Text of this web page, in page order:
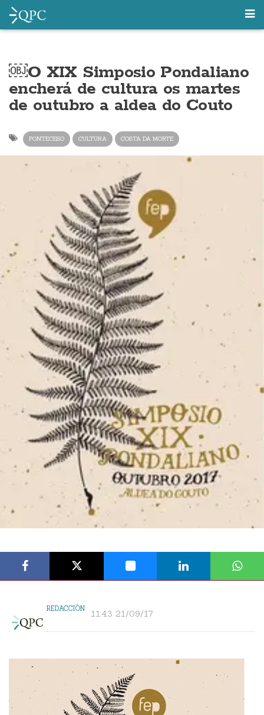
￼O XIX Simposio Pondaliano
encherá de cultura os martes
de outubro a aldea do Couto
PONTECESO CULTURA COSTA DA MORTE
REDACCIÓN 11:43 21/09/17